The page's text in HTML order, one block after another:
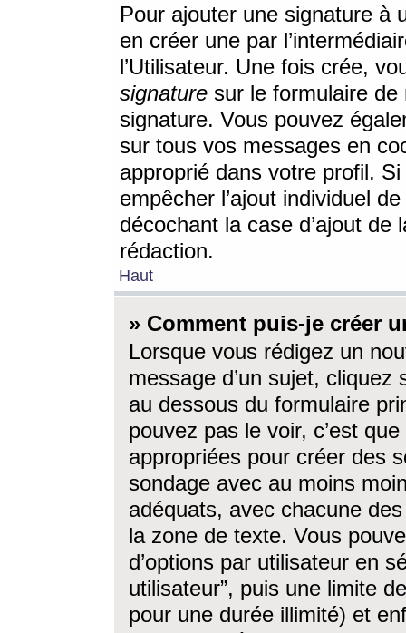
Pour ajouter une signature à
en créer une par
l’Utilisateur. Une fois crée,
signature sur le formulaire de
signature. Vous pouvez
sur tous vos messages en
approprié dans votre profil.
empêcher l’ajout individuel
décochant la case d’ajout
rédaction.
Haut
» Comment puis-je créer
Lorsque vous rédigez un
message d’un sujet, cliquez
au dessous du formulaire
pouvez pas le voir, c’est
appropriées pour créer des
sondage avec au moins
adéquats, avec chacune
la zone de texte. Vous
d’options par utilisateur en
utilisateur”, puis une limite
pour une durée illimité) et